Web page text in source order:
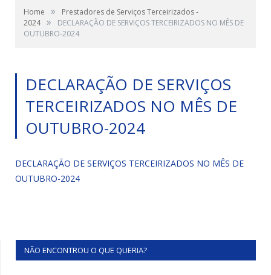
Home »
Prestadores de Serviços Terceirizados -
2024 »
DECLARAÇÃO DE SERVIÇOS TERCEIRIZADOS NO MÊS DE
OUTUBRO-2024
DECLARAÇÃO DE SERVIÇOS
TERCEIRIZADOS NO MÊS DE
OUTUBRO-2024
DECLARAÇÃO DE SERVIÇOS TERCEIRIZADOS NO MÊS DE
OUTUBRO-2024
NÃO ENCONTROU O QUE QUERIA?